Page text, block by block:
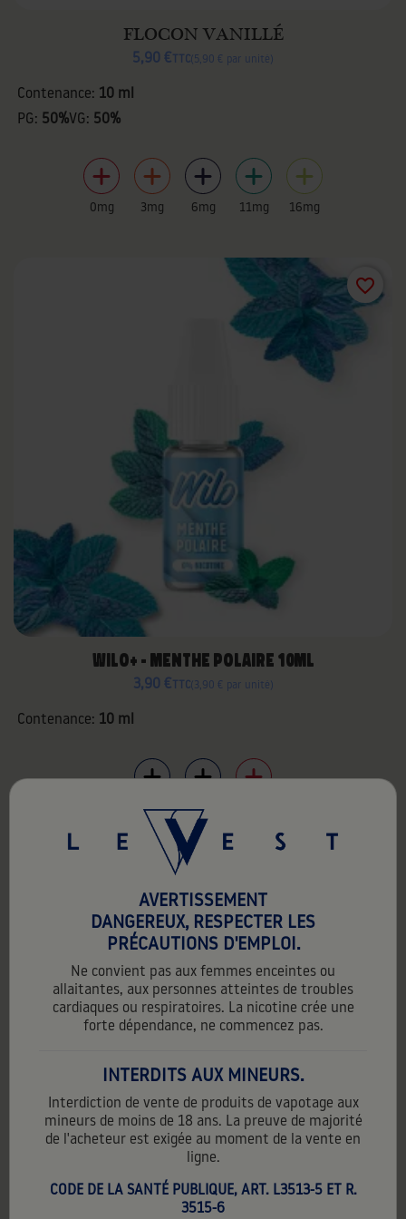
AVERTISSEMENT
DANGEREUX, RESPECTER LES
PRÉCAUTIONS D'EMPLOI.
Ne convient pas aux femmes enceintes ou
allaitantes, aux personnes atteintes de troubles
cardiaques ou respiratoires. La nicotine crée une
forte dépendance, ne commencez pas.
INTERDITS AUX MINEURS.
Interdiction de vente de produits de vapotage aux
mineurs de moins de 18 ans. La preuve de majorité
de l'acheteur est exigée au moment de la vente en
ligne.
CODE DE LA SANTÉ PUBLIQUE, ART. L3513-5 ET R.
3515-6
FLOCON VANILLÉ
5,90 € TTC 5,90 € par unité
Contenance: 10 ml
PG: 50%VG: 50%
0mg 3mg 6mg 11mg 16mg
WILO+ - MENTHE POLAIRE 10ML
3,90 € TTC 3,90 € par unité
Contenance: 10 ml
10mg 20mg
favorite_border